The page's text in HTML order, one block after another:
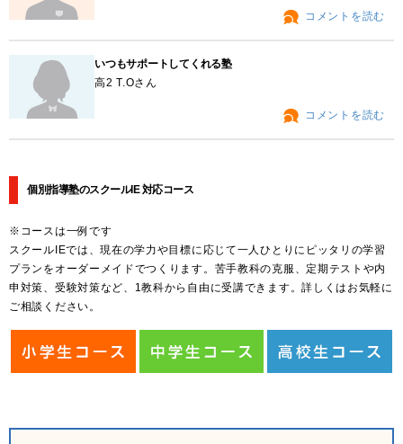
コメントを読む
いつもサポートしてくれる塾
高2 T.Oさん
コメントを読む
個別指導塾のスクールIE 対応コース
※コースは一例です
スクールIEでは、現在の学力や目標に応じて一人ひとりにピッタリの学習
プランをオーダーメイドでつくります。苦手教科の克服、定期テストや内
申対策、受験対策など、1教科から自由に受講できます。詳しくはお気軽に
ご相談ください。